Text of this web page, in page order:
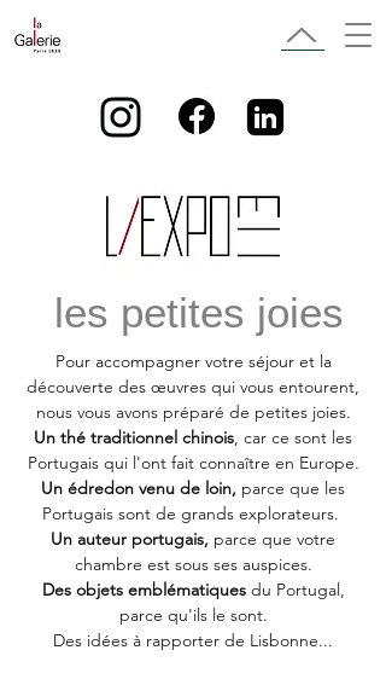
les petites joies
Pour accompagner votre séjour et la
découverte des œuvres qui vous entourent,
nous vous avons préparé de petites joies.
Un thé traditionnel chinois, car ce sont les
Portugais qui l'ont fait connaître en Europe.
Un édredon venu de loin, parce que les
Portugais sont de grands explorateurs.
Un auteur portugais, parce que votre
chambre est sous ses auspices.
Des objets emblématiquesdu Portugal,
parce qu'ils le sont.
Des idées à rapporter de Lisbonne...